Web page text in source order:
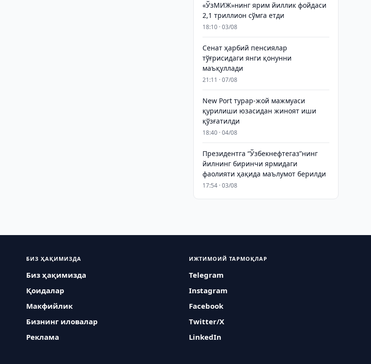
«ЎзМИЖ»нинг ярим йиллик фойдаси
2,1 триллион сўмга етди
18:10 · 03/08
Сенат ҳарбий пенсиялар
тўғрисидаги янги қонунни
маъқуллади
21:11 · 07/08
New Port турар-жой мажмуаси
қурилиши юзасидан жиноят иши
қўзғатилди
18:40 · 04/08
Президентга “Ўзбекнефтегаз”нинг
йилнинг биринчи ярмидаги
фаолияти ҳақида маълумот берилди
17:54 · 03/08
БИЗ ҲАҚИМИЗДА
Биз ҳақимизда
Қоидалар
Макфийлик
Бизнинг иловалар
Реклама
ИЖТИМОИЙ ТАРМОҚЛАР
Telegram
Instagram
Facebook
Twitter/X
LinkedIn